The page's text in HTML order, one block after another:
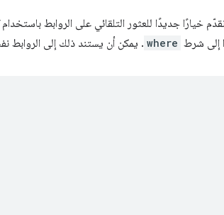
خيارًا جديدًا للعثور التلقائي على الروابط باستخدام
إلى شرط where . يمكن أن يستند ذلك إلى الروابط